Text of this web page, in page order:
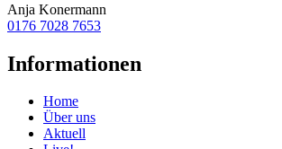
Anja Konermann
0176 7028 7653
Informationen
Home
Über uns
Aktuell